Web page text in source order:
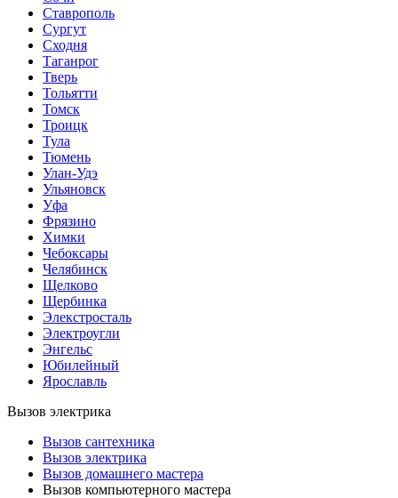
Ставрополь
Сургут
Сходня
Таганрог
Тверь
Тольятти
Томск
Троицк
Тула
Тюмень
Улан-Удэ
Ульяновск
Уфа
Фрязино
Химки
Чебоксары
Челябинск
Щелково
Щербинка
Элекстросталь
Электроугли
Энгельс
Юбилейный
Ярославль
Вызов электрика
Вызов сантехника
Вызов электрика
Вызов домашнего мастера
Вызов компьютерного мастера